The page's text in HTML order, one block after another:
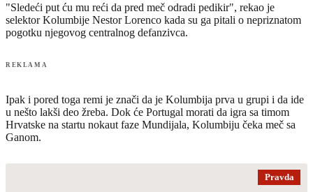
"Sledeći put ću mu reći da pred meč odradi pedikir", rekao je
selektor Kolumbije Nestor Lorenco kada su ga pitali o nepriznatom
pogotku njegovog centralnog defanzivca.
REKLAMA
Ipak i pored toga remi je znači da je Kolumbija prva u grupi i da ide
u nešto lakši deo žreba. Dok će Portugal morati da igra sa timom
Hrvatske na startu nokaut faze Mundijala, Kolumbiju čeka meč sa
Ganom.
Pravda